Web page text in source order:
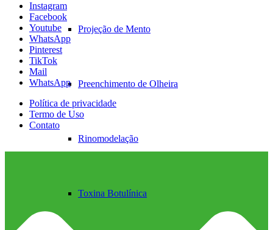
Projeção de Mento
Preenchimento de Olheira
Rinomodelação
Toxina Botulínica
Instagram
Facebook
Youtube
WhatsApp
Pinterest
TikTok
Mail
WhatsApp
Política de privacidade
Termo de Uso
Contato